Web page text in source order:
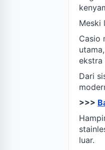
Meski
Casio
ekstra
Dari
>>>
luar.